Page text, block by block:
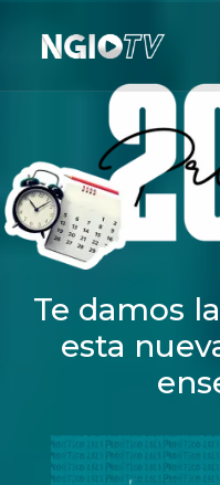
Te damos la
esta